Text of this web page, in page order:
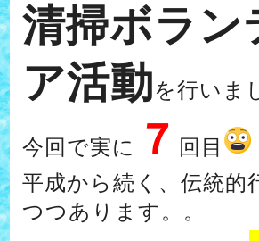
清掃ボラン
ア活動を行いま
今回で実に ７ 回目
平成から続く、伝統的
つつあります。。